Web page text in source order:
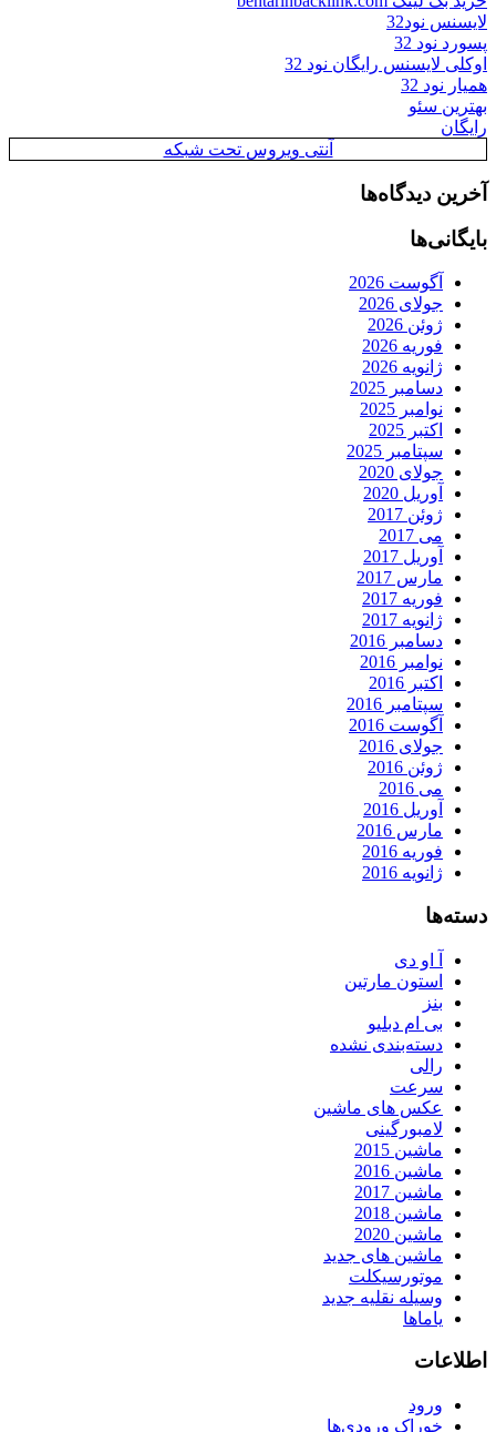
لایسنس نود32
پسورد نود 32
اوکلی لایسنس رایگان نود 32
همیار نود 32
بهترین سئو
رایگان
آنتی ویروس تحت شبکه
آخرین دیدگاه‌ها
بایگانی‌ها
آگوست 2026
جولای 2026
ژوئن 2026
فوریه 2026
ژانویه 2026
دسامبر 2025
نوامبر 2025
اکتبر 2025
سپتامبر 2025
جولای 2020
آوریل 2020
ژوئن 2017
می 2017
آوریل 2017
مارس 2017
فوریه 2017
ژانویه 2017
دسامبر 2016
نوامبر 2016
اکتبر 2016
سپتامبر 2016
آگوست 2016
جولای 2016
ژوئن 2016
می 2016
آوریل 2016
مارس 2016
فوریه 2016
ژانویه 2016
دسته‌ها
آ او دی
استون مارتین
بنز
بی ام دبلیو
دسته‌بندی نشده
رالی
سرعت
عکس های ماشین
لامبورگینی
ماشین 2015
ماشین 2016
ماشین 2017
ماشین 2018
ماشین 2020
ماشین های جدید
موتورسیکلت
وسیله نقلیه جدید
یاماها
اطلاعات
ورود
خوراک ورودی‌ها